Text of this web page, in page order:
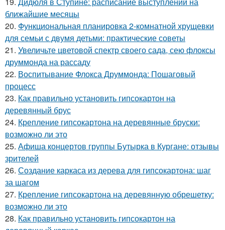
ближайшие месяцы
20. Функциональная планировка 2-комнатной хрущевки
для семьи с двумя детьми: практические советы
21. Увеличьте цветовой спектр своего сада, сею флоксы
друммонда на рассаду
22. Воспитывание Флокса Друммонда: Пошаговый
процесс
23. Как правильно установить гипсокартон на
деревянный брус
24. Крепление гипсокартона на деревянные бруски:
возможно ли это
25. Афиша концертов группы Бутырка в Кургане: отзывы
зрителей
26. Создание каркаса из дерева для гипсокартона: шаг
за шагом
27. Крепление гипсокартона на деревянную обрешетку:
возможно ли это
28. Как правильно установить гипсокартон на